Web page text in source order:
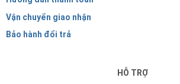
Vận chuyển giao nhận
Bảo hành đổi trả
HỖ TRỢ